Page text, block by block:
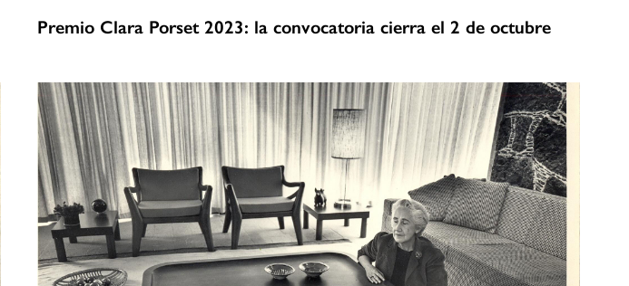
Premio Clara Porset 2023: la convocatoria cierra el 2 de octubre